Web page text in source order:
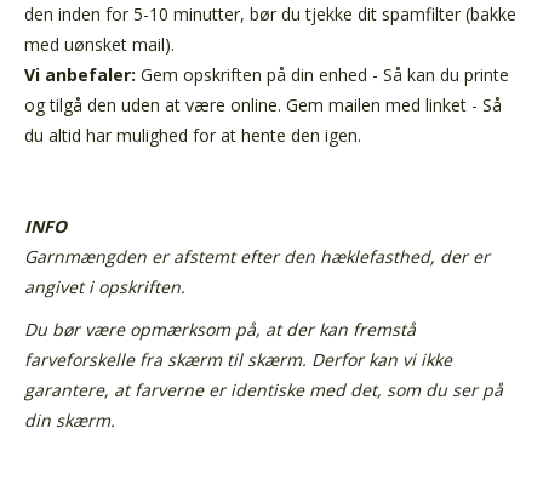
den inden for 5-10 minutter, bør du tjekke dit spamfilter (bakke
med uønsket mail).
Vi anbefaler: Gem opskriften på din enhed - Så kan du printe
og tilgå den uden at være online. Gem mailen med linket - Så
du altid har mulighed for at hente den igen.
INFO
Garnmængden er afstemt efter den hæklefasthed, der er
angivet i opskriften.
Du bør være opmærksom på, at der kan fremstå
farveforskelle fra skærm til skærm. Derfor kan vi ikke
garantere, at farverne er identiske med det, som du ser på
din skærm.